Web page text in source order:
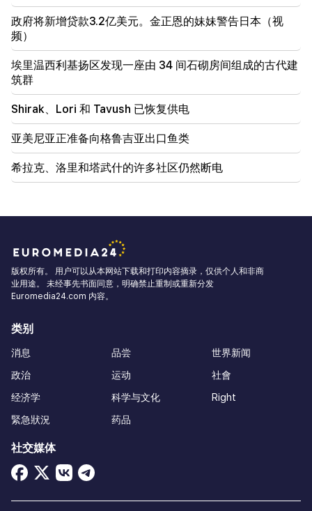
政府将新增贷款3.2亿美元。金正恩的妹妹警告日本（视
频）
埃里温西利基扬区发现一座由 34 间石砌房间组成的古代建
筑群
Shirak、Lori 和 Tavush 已恢复供电
亚美尼亚正准备向格鲁吉亚出口鱼类
希拉克、洛里和塔武什的许多社区仍然断电
版权所有。 用户可以从本网站下载和打印内容摘录，仅供个人和非商
业用途。 未经事先书面同意，明确禁止重制或重新分发
Euromedia24.com 内容。
类别
消息
政治
经济学
緊急狀況
品尝
运动
科学与文化
药品
世界新闻
社會
Right
社交媒体